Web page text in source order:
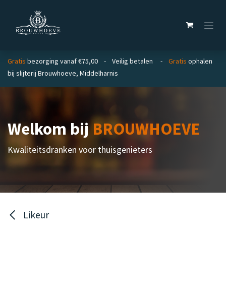
Gratis bezorging vanaf €75,00 - Veilig betalen - Gratis ophalen
bij slijterij Brouwhoeve, Middelharnis
Welkom bijBROUWHOEVE
Kwaliteitsdranken voor thuisgenieters
Likeur